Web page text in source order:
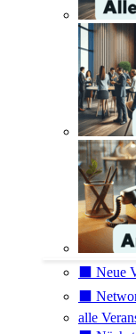
⬛️ Neue
⬛️
alle